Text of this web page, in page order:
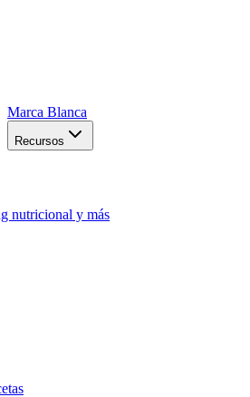
Marca Blanca
Recursos
nutricional y más